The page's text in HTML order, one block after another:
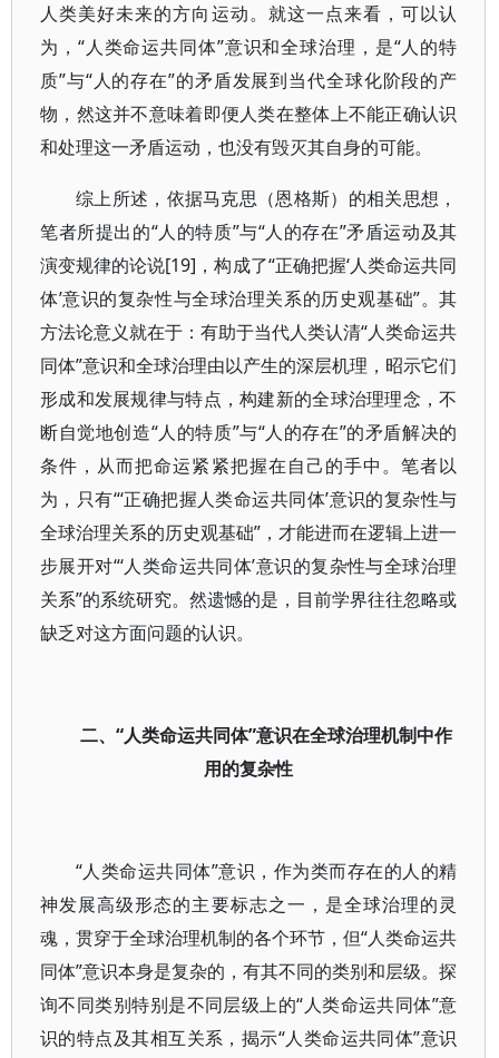
人类美好未来的方向运动。就这一点来看，可以认
为，“人类命运共同体”意识和全球治理，是“人的特
质”与“人的存在”的矛盾发展到当代全球化阶段的产
物，然这并不意味着即便人类在整体上不能正确认识
和处理这一矛盾运动，也没有毁灭其自身的可能。
综上所述，依据马克思（恩格斯）的相关思想，
笔者所提出的“人的特质”与“人的存在”矛盾运动及其
演变规律的论说[19]，构成了“正确把握‘人类命运共同
体’意识的复杂性与全球治理关系的历史观基础”。其
方法论意义就在于：有助于当代人类认清“人类命运共
同体”意识和全球治理由以产生的深层机理，昭示它们
形成和发展规律与特点，构建新的全球治理理念，不
断自觉地创造“人的特质”与“人的存在”的矛盾解决的
条件，从而把命运紧紧把握在自己的手中。笔者以
为，只有“‘正确把握人类命运共同体’意识的复杂性与
全球治理关系的历史观基础”，才能进而在逻辑上进一
步展开对“‘人类命运共同体’意识的复杂性与全球治理
关系”的系统研究。然遗憾的是，目前学界往往忽略或
缺乏对这方面问题的认识。
二、“人类命运共同体”意识在全球治理机制中作
用的复杂性
“人类命运共同体”意识，作为类而存在的人的精
神发展高级形态的主要标志之一，是全球治理的灵
魂，贯穿于全球治理机制的各个环节，但“人类命运共
同体”意识本身是复杂的，有其不同的类别和层级。探
询不同类别特别是不同层级上的“人类命运共同体”意
识的特点及其相互关系，揭示“人类命运共同体”意识